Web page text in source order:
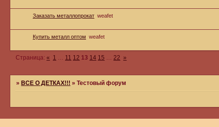
Заказать металлопрокат weafet
Купить металл оптом weafet
Страница:« 1 11 12 13 14 15 22 »
» ВСЕ О ДЕТКАХ!!! »Тестовый форум